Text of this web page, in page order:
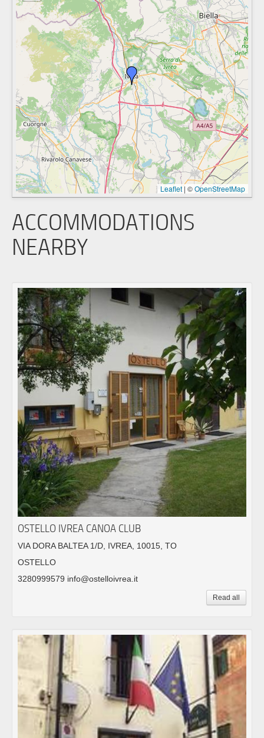
Leaflet | ©OpenStreetMap
ACCOMMODATIONS
NEARBY
OSTELLO IVREA CANOA CLUB
VIA DORA BALTEA 1/D, IVREA, 10015, TO
OSTELLO
3280999579 info@ostelloivrea.it
Read all